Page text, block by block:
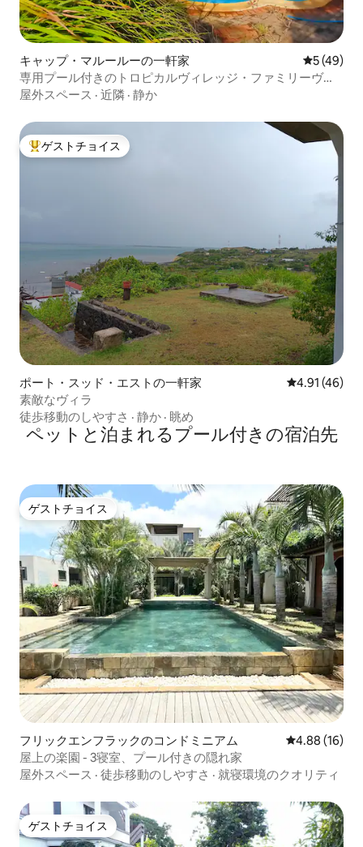
キャップ・マルールーの一軒家 レビュー
5 (49)
専用プール付きのトロピカルヴィレッジ・ファミリーヴィ
ラ
屋外スペース · 近隣 · 静か
大好評のゲストチョイスです。
ゲストチョイス
ポート・スッド・エストの一軒家 レビュー46
4.91 (46)
素敵なヴィラ
徒歩移動のしやすさ · 静か · 眺め
ペットと泊まれるプール付きの宿泊先
ゲストチョイス
ゲストチョイス
フリックエンフラックのコンドミニアム レビュー16
4.88 (16)
屋上の楽園 - 3寝室、プール付きの隠れ家
屋外スペース · 徒歩移動のしやすさ · 就寝環境のクオリティ
ゲストチョイス
ゲストチョイス